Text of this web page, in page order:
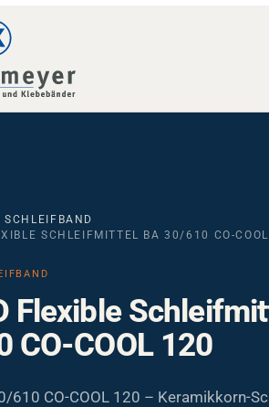
SCHLEIFBAND
SCHLEIFMITTEL BA 30/610 CO-
Flexible
CO-COOL 120
610 CO-COOL 120 – Keramikkorn-